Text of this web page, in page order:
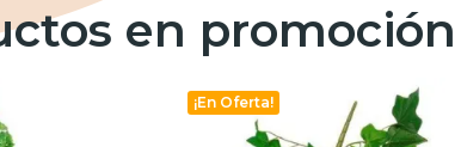
en promoción
¡En Oferta!